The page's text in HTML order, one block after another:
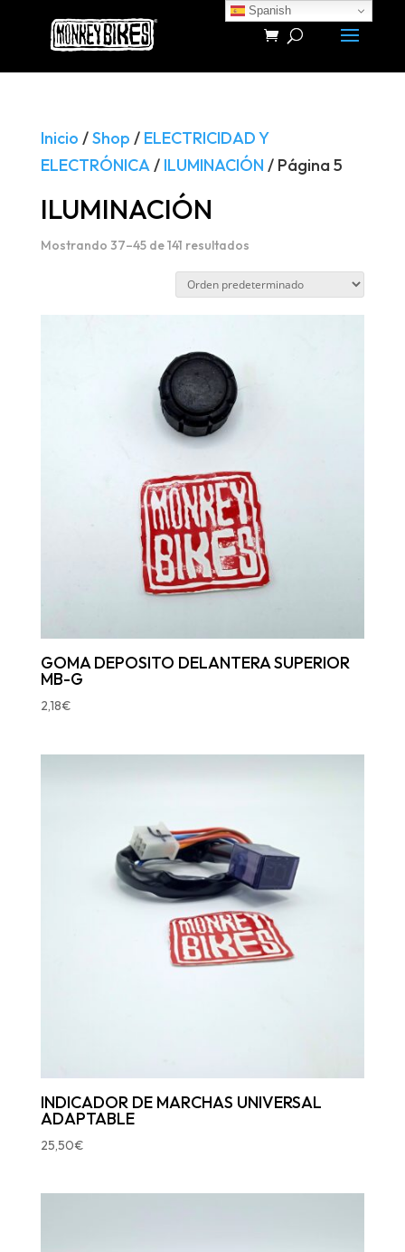
Búsqueda
productos
Inicio /Shop / ELECTRICIDAD Y
ELECTRÓNICA/ ILUMINACIÓN / Página 5
ILUMINACIÓN
Mostrando 37–45 de 141 resultados
GOMA DEPOSITO DELANTERA SUPERIOR
MB-G
2,18€
INDICADOR DE MARCHAS UNIVERSAL
ADAPTABLE
25,50€
Spanish